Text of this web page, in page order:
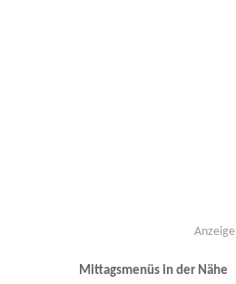
Anzeige
Mittagsmenüs in der Nähe